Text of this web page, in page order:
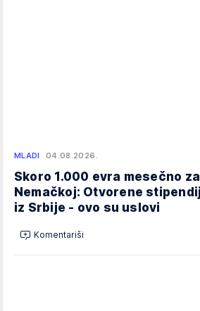
MLADI 04.08.2026.
Skoro 1.000 evra mesečno
Nemačkoj: Otvorene
iz Srbije - ovo su uslovi
Komentariši